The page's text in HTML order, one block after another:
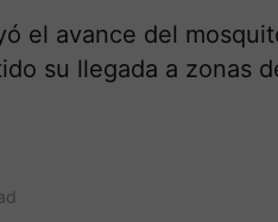
el avance del
su llegada a zonas